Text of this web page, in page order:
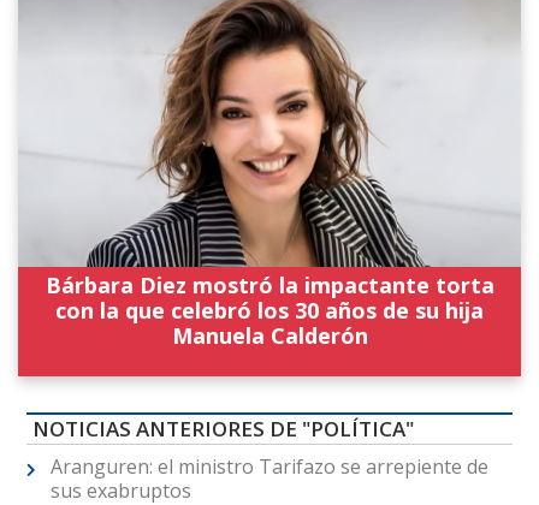
Bárbara Diez mostró la impactante torta
con la que celebró los 30 años de su hija
Manuela Calderón
NOTICIAS ANTERIORES DE "POLÍTICA"
Aranguren: el ministro Tarifazo se arrepiente de
sus exabruptos